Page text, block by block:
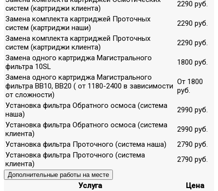
систем (картриджи клиента)
2290 руб.
Замена комплекта картриджей Проточных
систем (картриджи наши)
2290 руб.
Замена комплекта картриджей Проточных
систем (картриджи клиента)
2290 руб.
Замена одного картриджа Магистрального
фильтра 10SL
1800 руб.
Замена одного картриджа Магистрального
фильтра ВВ10, ВВ20 ( от 1180-2400 в зависимости
от сложности)
От 1800
руб.
Установка фильтра Обратного осмоса (система
наша)
2990 руб.
Установка фильтра Обратного осмоса (система
клиента)
2990 руб.
Установка фильтра Проточного (система наша)
2790 руб.
Установка фильтра Проточного (система
клиента)
2790 руб.
Дополнительные работы на месте
Услуга
Цена